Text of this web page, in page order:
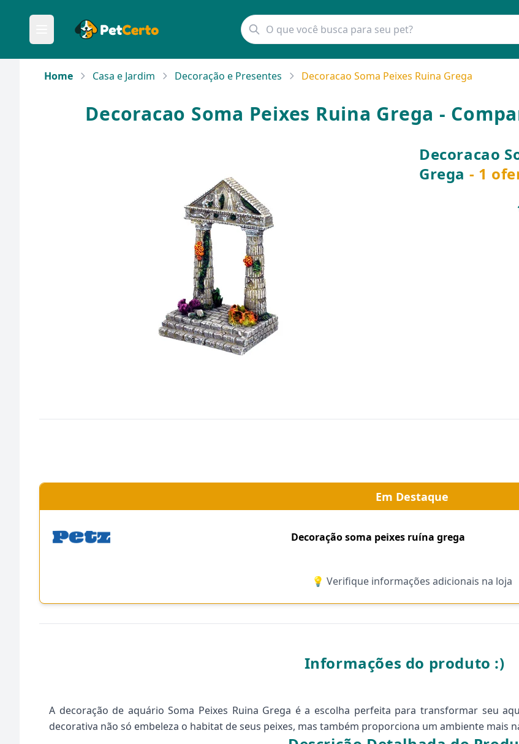
Home Casa e Jardim Decoração e Presentes Decoracao Soma Peixes Ruina Grega
Decoracao Soma Peixes Ruina Grega -
Decoracao
Grega - 1
Em Destaque
Decoração soma peixes ruína grega
💡 Verifique informações adicionais na loja
Informações do produto :)
A decoração de aquário Soma Peixes Ruina Grega é a escolha perfeita para transformar seu
decorativa não só embeleza o habitat de seus peixes, mas também proporciona um ambiente mais